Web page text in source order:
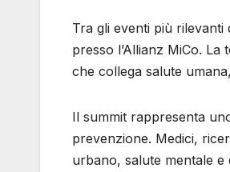
Tra gli eventi più rilevanti
presso l’Allianz MiCo.
che collega salute
Il summit rappresenta
prevenzione. Medici,
urbano, salute mentale e